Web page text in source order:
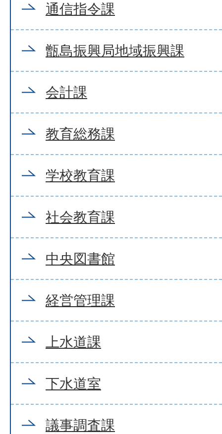
通信指令課
甑島振興局地域振興課
会計課
教育総務課
学校教育課
社会教育課
中央図書館
経営管理課
上水道課
下水道室
議事調査課